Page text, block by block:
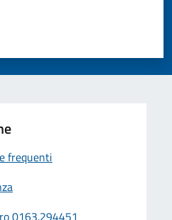
su 5
5
frequenti
0163.294451